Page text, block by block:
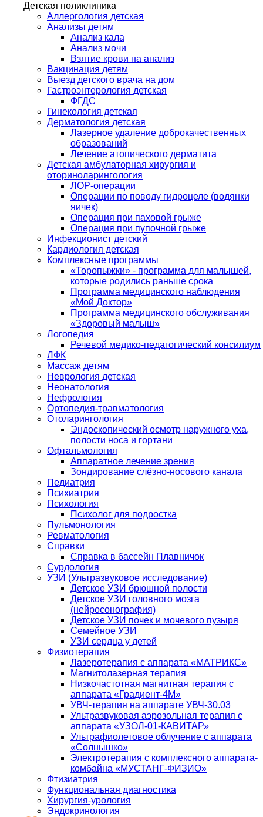
Детская поликлиника
Аллергология детская
Анализы детям
Анализ кала
Анализ мочи
Взятие крови на анализ
Вакцинация детям
Выезд детского врача на дом
Гастроэнтерология детская
ФГДС
Гинекология детская
Дерматология детская
Лазерное удаление доброкачественных
образований
Лечение атопического дерматита
Детская амбулаторная хирургия и
оториноларингология
ЛОР-операции
Операции по поводу гидроцеле (водянки
яичек)
Операция при паховой грыже
Операция при пупочной грыже
Инфекционист детский
Кардиология детская
Комплексные программы
«Торопыжки» - программа для малышей,
которые родились раньше срока
Программа медицинского наблюдения
«Мой Доктор»
Программа медицинского обслуживания
«Здоровый малыш»
Логопедия
Речевой медико-педагогический консилиум
ЛФК
Массаж детям
Неврология детская
Неонатология
Нефрология
Ортопедия-травматология
Отоларингология
Эндоскопический осмотр наружного уха,
полости носа и гортани
Офтальмология
Аппаратное лечение зрения
Зондирование слёзно-носового канала
Педиатрия
Психиатрия
Психология
Психолог для подростка
Пульмонология
Ревматология
Справки
Справка в бассейн Плавничок
Сурдология
УЗИ (Ультразвуковое исследование)
Детское УЗИ брюшной полости
Детское УЗИ головного мозга
(нейросонография)
Детское УЗИ почек и мочевого пузыря
Семейное УЗИ
УЗИ сердца у детей
Физиотерапия
Лазеротерапия с аппарата «МАТРИКС»
Магнитолазерная терапия
Низкочастотная магнитная терапия с
аппарата «Градиент-4М»
УВЧ-терапия на аппарате УВЧ-30.03
Ультразвуковая аэрозольная терапия с
аппарата «УЗОЛ-01-КАВИТАР»
Ультрафиолетовое облучение с аппарата
«Солнышко»
Электротерапия с комплексного аппарата-
комбайна «МУСТАНГ-ФИЗИО»
Фтизиатрия
Функциональная диагностика
Хирургия-урология
Эндокринология